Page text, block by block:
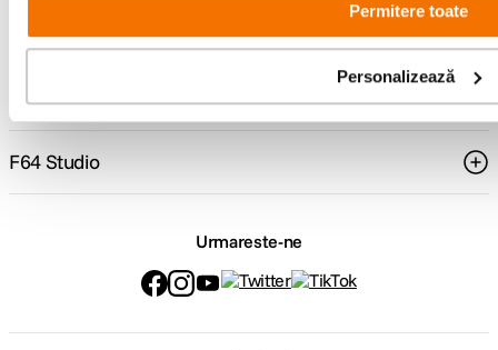
Permitere toate
Personalizează
Suport
Service si garantii
F64 Studio
Urmareste-ne